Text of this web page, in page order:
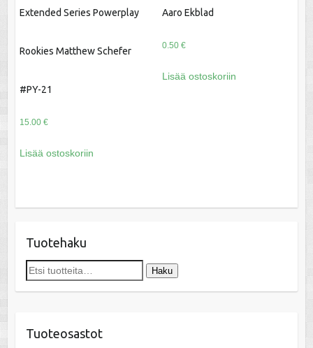
Extended Series Powerplay
Rookies Matthew Schefer
#PY-21
15.00 €
Lisää ostoskoriin
Aaro Ekblad
0.50 €
Lisää ostoskoriin
Tuotehaku
Etsi: Haku
Tuoteosastot